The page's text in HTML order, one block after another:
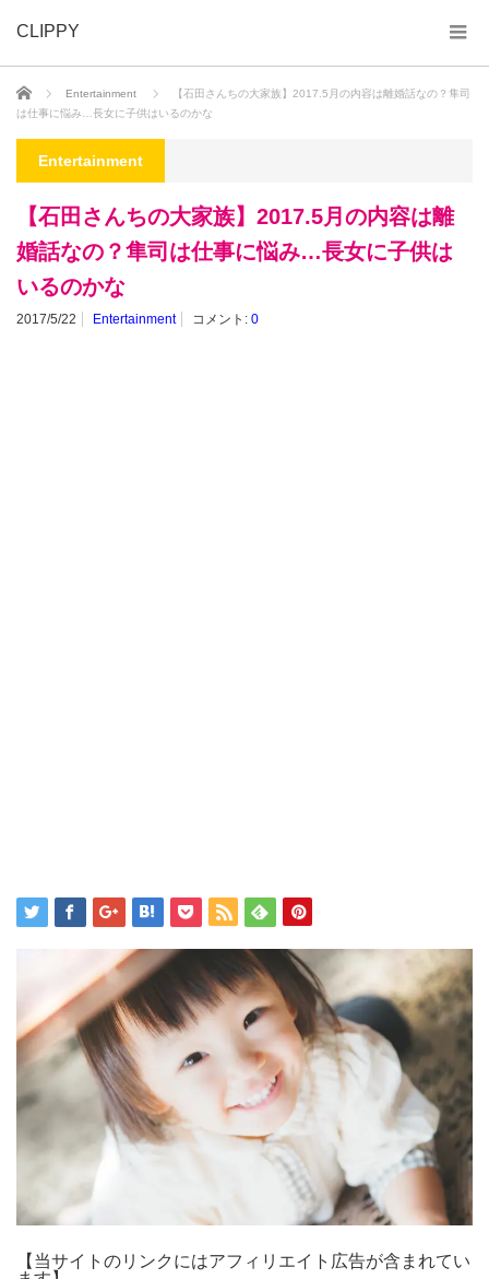
CLIPPY
ホーム Entertainment
【石田さんちの大家族】2017.5月の内容は離婚話なの？隼司
は仕事に悩み…長女に子供はいるのかな
Entertainment
【石田さんちの大家族】2017.5月の内容は離
婚話なの？隼司は仕事に悩み…長女に子供は
いるのかな
2017/5/22 Entertainment コメント: 0
【当サイトのリンクにはアフィリエイト広告が含まれてい